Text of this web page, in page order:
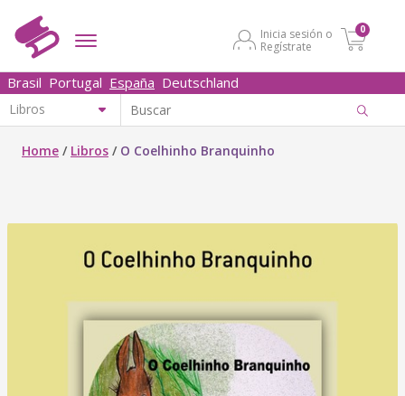
Inicia sesión o
Regístrate
0
Brasil Portugal España Deutschland
Home / Libros / O Coelhinho Branquinho